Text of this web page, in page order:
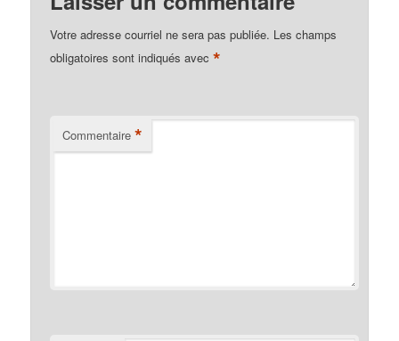
Votre adresse courriel ne sera pas publiée. Les champs
obligatoires sont indiqués avec*
Commentaire *